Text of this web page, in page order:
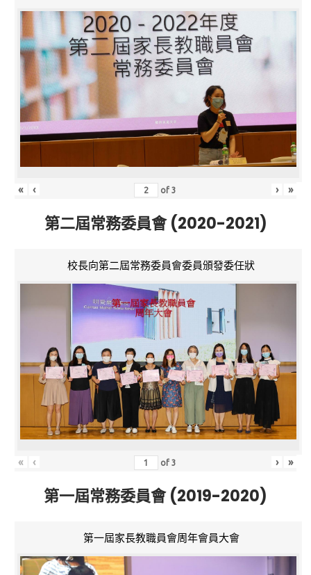
« ‹ of3 › »
第二屆常務委員會 (2020-2021)
校長向第二屆常務委員會委員頒發委任狀
« ‹ of3 › »
第一屆常務委員會 (2019-2020)
第一屆家長教職員會周年會員大會